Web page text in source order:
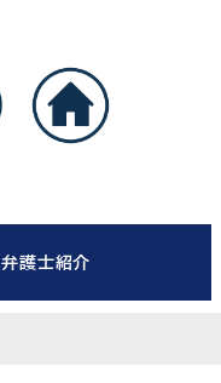
弁護士紹介